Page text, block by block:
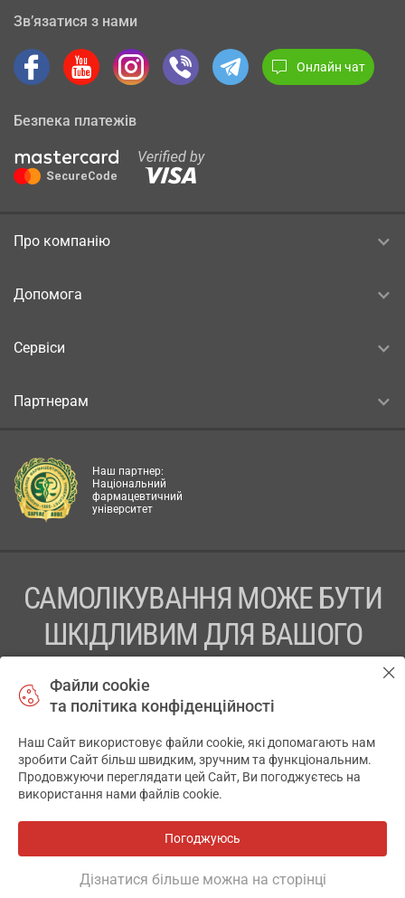
Зв’язатися з нами
Онлайн чат
Безпека платежів
Про компанію
Допомога
Сервіси
Партнерам
Наш партнер:
Національний
фармацевтичний
університет
САМОЛІКУВАННЯ МОЖЕ БУТИ
ШКІДЛИВИМ ДЛЯ ВАШОГО
ПЕРЕД ЗАСТОСУВАННЯМ ПРЕПАРАТУ ПРОКОНСУЛЬТУЙТЕСЬ
ТОВ «АПТЕКА 911.ЮА» Код ЄДРПОУ 43631965.
Відмова від відповідальності
© 2014-2026. Медична інформаційна система АПТЕКА911.ЮА
Файли cookie
та політика конфіденційності
Наш Сайт використовує файли cookie, які допомагають нам
зробити Сайт більш швидким, зручним та функціональним.
Продовжуючи переглядати цей Сайт, Ви погоджуєтесь на
використання нами файлів cookie.
Погоджуюсь
Дізнатися більше можна на сторінці
✕